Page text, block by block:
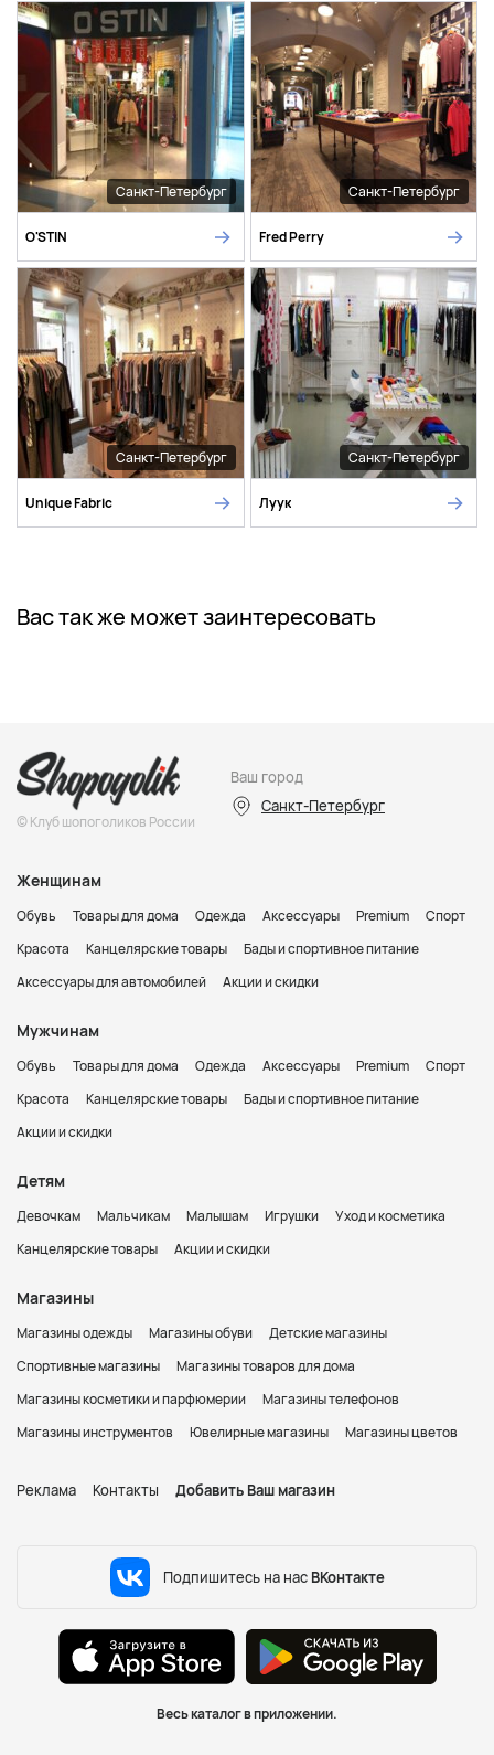
Санкт-Петербург
O'STIN
Санкт-Петербург
Fred Perry
Санкт-Петербург
Unique Fabric
Санкт-Петербург
Луук
Вас так же может заинтересовать
© Клуб шопоголиков России
Ваш город
Санкт-Петербург
Женщинам
Обувь Товары для дома Одежда Аксессуары Premium
Спорт
Красота
Канцелярские товары
Бады и спортивное питание
Аксессуары для автомобилей
Акции и скидки
Мужчинам
Обувь Товары для дома Одежда Аксессуары Premium
Спорт
Красота
Канцелярские товары
Бады и спортивное питание
Акции и скидки
Детям
Девочкам Мальчикам Малышам Игрушки
Уход и косметика
Канцелярские товары
Акции и скидки
Магазины
Магазины одежды Магазины обуви
Детские магазины
Спортивные магазины
Магазины товаров для дома
Магазины косметики и парфюмерии
Магазины телефонов
Магазины инструментов
Ювелирные магазины Магазины цветов
Реклама Контакты Добавить Ваш магазин
Подпишитесь на нас ВКонтакте
Весь каталог в приложении.